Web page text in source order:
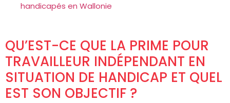
handicapés en Wallonie
QU’EST-CE QUE LA PRIME POUR
TRAVAILLEUR INDÉPENDANT EN
SITUATION DE HANDICAP ET QUEL
EST SON OBJECTIF ?